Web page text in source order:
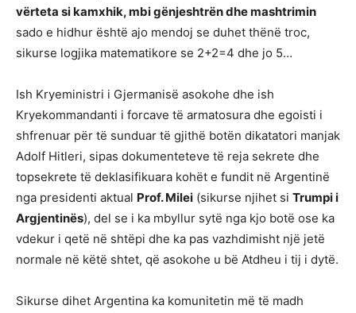
vërteta si kamxhik, mbi gënjeshtrën dhe mashtrimin
sado e hidhur është ajo mendoj se duhet thënë troc,
sikurse logjika matematikore se 2+2=4 dhe jo 5…
Ish Kryeministri i Gjermanisë asokohe dhe ish
Kryekommandanti i forcave të armatosura dhe egoisti i
shfrenuar për të sunduar të gjithë botën dikatatori manjak
Adolf Hitleri, sipas dokumenteteve të reja sekrete dhe
topsekrete të deklasifikuara kohët e fundit në Argentinë
nga presidenti aktual Prof. Milei (sikurse njihet si Trumpi i
Argjentinës), del se i ka mbyllur sytë nga kjo botë ose ka
vdekur i qetë në shtëpi dhe ka pas vazhdimisht një jetë
normale në këtë shtet, që asokohe u bë Atdheu i tij i dytë.
Sikurse dihet Argentina ka komunitetin më të madh